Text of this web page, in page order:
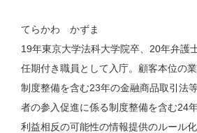
てらかわ かずま
19年東京大学法科大学院卒、20年弁護
任期付き職員として入庁。顧客本位の
制度整備を含む23年の金融商品取引法
者の参入促進に係る制度整備を含む24
利益相反の可能性の情報提供のルール